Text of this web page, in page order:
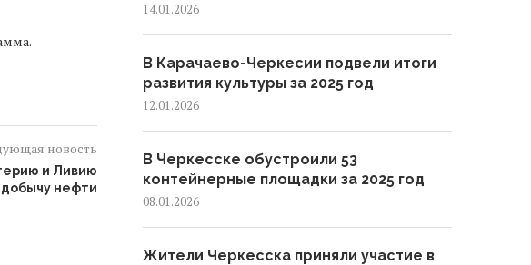
новость
и Ливию
добычу нефти
14.01.2026
В Карачаево-Черкесии подвели итоги
развития культуры за 2025 год
12.01.2026
В Черкесске обустроили 53
контейнерные площадки за 2025 год
08.01.2026
Жители Черкесска приняли участие в